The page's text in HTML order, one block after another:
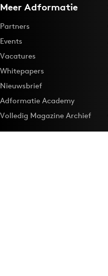
Meer Adformatie
Partners
Events
Vacatures
Whitepapers
Nieuwsbrief
Adformatie Academy
Volledig Magazine Archief